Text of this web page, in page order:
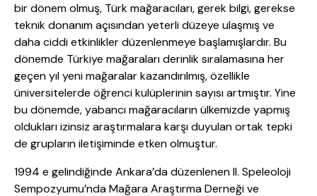
bir dönem olmuş, Türk mağaracıları, gerek bilgi, gerekse
teknik donanım açısından yeterli düzeye ulaşmış ve
daha ciddi etkinlikler düzenlenmeye başlamışlardır. Bu
dönemde Türkiye mağaraları derinlik sıralamasına her
geçen yıl yeni mağaralar kazandırılmış, özellikle
üniversitelerde öğrenci kulüplerinin sayısı artmıştır. Yine
bu dönemde, yabancı mağaracıların ülkemizde yapmış
oldukları izinsiz araştırmalara karşı duyulan ortak tepki
de grupların iletişiminde etken olmuştur.
1994 e gelindiğinde Ankara’da düzenlenen II. Speleoloji
Sempozyumu’nda Mağara Araştırma Derneği ve